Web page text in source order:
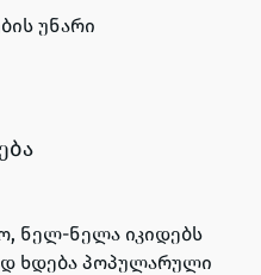
უნარი
ნელ-ნელა იკიდებს
ხდება პოპულარული